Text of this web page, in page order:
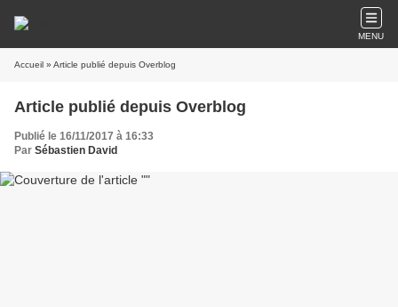
MENU
Accueil » Article publié depuis Overblog
Article publié depuis Overblog
Publié le 16/11/2017 à 16:33
Par Sébastien David